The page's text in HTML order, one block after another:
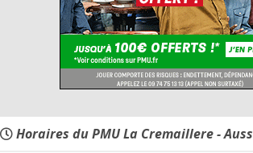
Horaires du PMU La Cremaillere -